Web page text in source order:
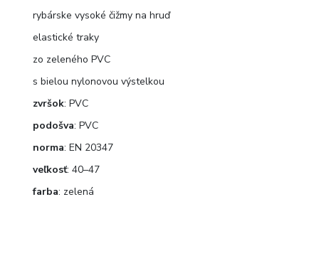
rybárske vysoké čižmy na hruď
elastické traky
zo zeleného PVC
s bielou nylonovou výstelkou
zvršok: PVC
podošva: PVC
norma: EN 20347
veľkosť: 40–47
farba: zelená